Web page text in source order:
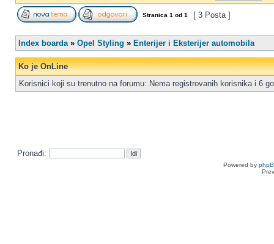
Stranica 1 od 1 [ 3 Posta ]
Index boarda» Opel Styling » Enterijer i Eksterijer automobila
Ko je OnLine
Korisnici koji su trenutno na forumu: Nema registrovanih korisnika i 6
Pronađi:
Powered by